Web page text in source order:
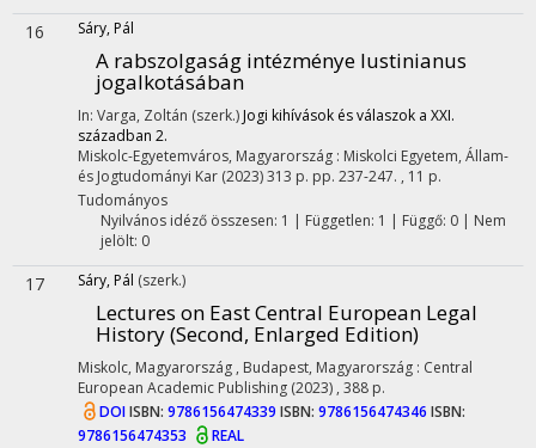
16 Sáry, Pál
A rabszolgaság intézménye Iustinianus
jogalkotásában
In: Varga, Zoltán (szerk.) Jogi kihívások és válaszok a XXI.
században 2.
Miskolc-Egyetemváros, Magyarország : Miskolci Egyetem, Állam-
és Jogtudományi Kar (2023)313 p. pp. 237-247. , 11 p.
Tudományos
Nyilvános idéző összesen: 1 | Független: 1 | Függő: 0 | Nem
jelölt: 0
17 Sáry, Pál (szerk.)
Lectures on East Central European Legal
History (Second, Enlarged Edition)
Miskolc, Magyarország , Budapest, Magyarország : Central
European Academic Publishing (2023) , 388 p.
DOIISBN: 9786156474339 ISBN: 9786156474346 ISBN:
9786156474353
REAL